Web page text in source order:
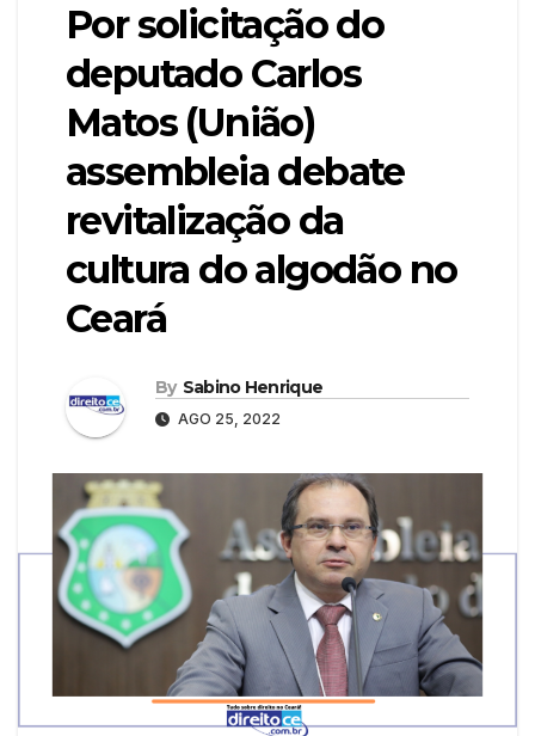
Por solicitação do
deputado Carlos
Matos (União)
assembleia debate
revitalização da
cultura do algodão no
Ceará
By Sabino Henrique
AGO 25, 2022